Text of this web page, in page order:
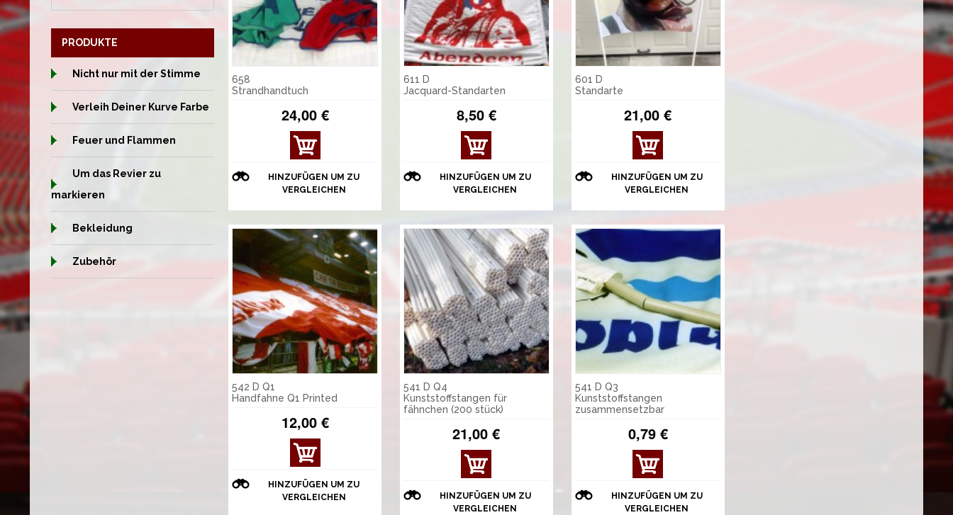
658
Strandhandtuch
24,00 €
HINZUFÜGEN UM ZU
VERGLEICHEN
611 D
Jacquard-Standarten
8,50 €
HINZUFÜGEN UM ZU
VERGLEICHEN
601 D
Standarte
21,00 €
HINZUFÜGEN UM ZU
VERGLEICHEN
542 D Q1
Handfahne Q1 Printed
12,00 €
HINZUFÜGEN UM ZU
VERGLEICHEN
541 D Q4
Kunststoffstangen für
fähnchen (200 stück)
21,00 €
HINZUFÜGEN UM ZU
VERGLEICHEN
541 D Q3
Kunststoffstangen
zusammensetzbar
0,79 €
HINZUFÜGEN UM ZU
VERGLEICHEN
PRODUKTE
Nicht nur mit der Stimme
Verleih Deiner Kurve Farbe
Feuer und Flammen
Um das Revier zu
markieren
Bekleidung
Zubehör